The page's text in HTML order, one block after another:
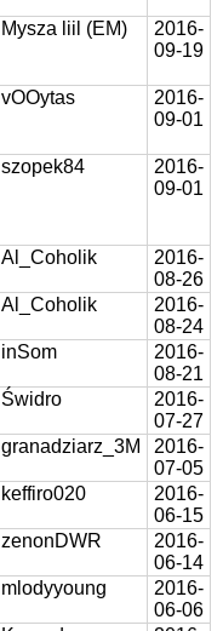
Mysza liil (EM)
2016-
09-19
vOOytas
2016-
09-01
szopek84
2016-
09-01
Al_Coholik
2016-
08-26
Al_Coholik
2016-
08-24
inSom
2016-
08-21
Świdro
2016-
07-27
granadziarz_3M
2016-
07-05
keffiro020
2016-
06-15
zenonDWR
2016-
06-14
mlodyyoung
2016-
06-06